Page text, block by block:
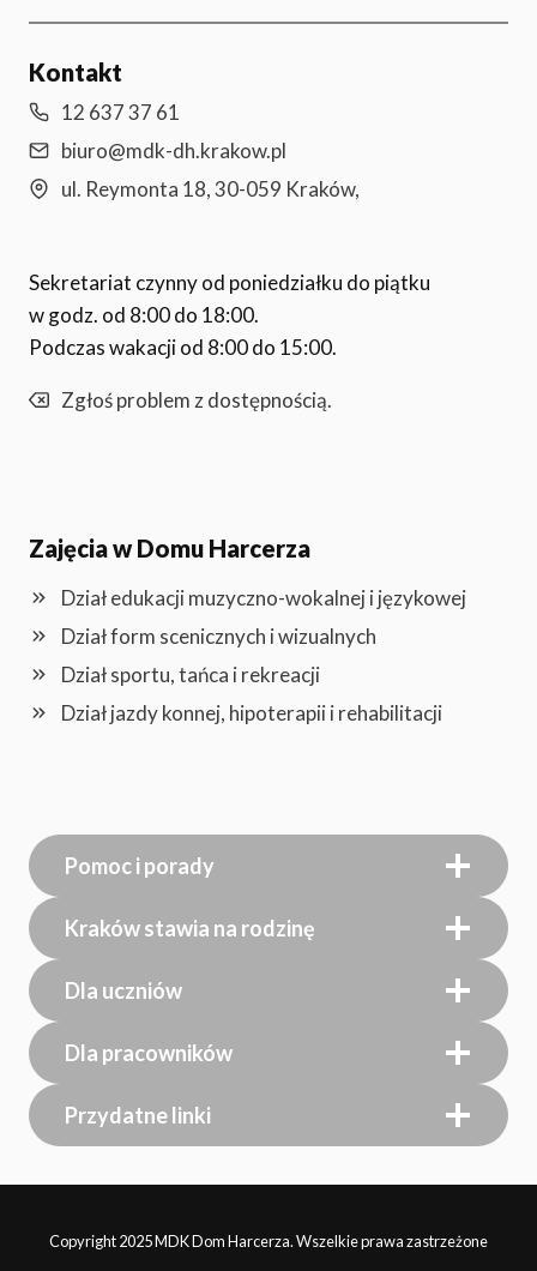
Kontakt
12 637 37 61
biuro@mdk-dh.krakow.pl
ul. Reymonta 18, 30-059 Kraków,
Sekretariat czynny od poniedziałku do piątku
w godz. od 8:00 do 18:00.
Podczas wakacji od 8:00 do 15:00.
Zgłoś problem z dostępnością.
Zajęcia w Domu Harcerza
Dział edukacji muzyczno-wokalnej i językowej
Dział form scenicznych i wizualnych
Dział sportu, tańca i rekreacji
Dział jazdy konnej, hipoterapii i rehabilitacji
Pomoc i porady
Kraków stawia na rodzinę
Dla uczniów
Dla pracowników
Przydatne linki
Copyright 2025 MDK Dom Harcerza. Wszelkie prawa zastrzeżone